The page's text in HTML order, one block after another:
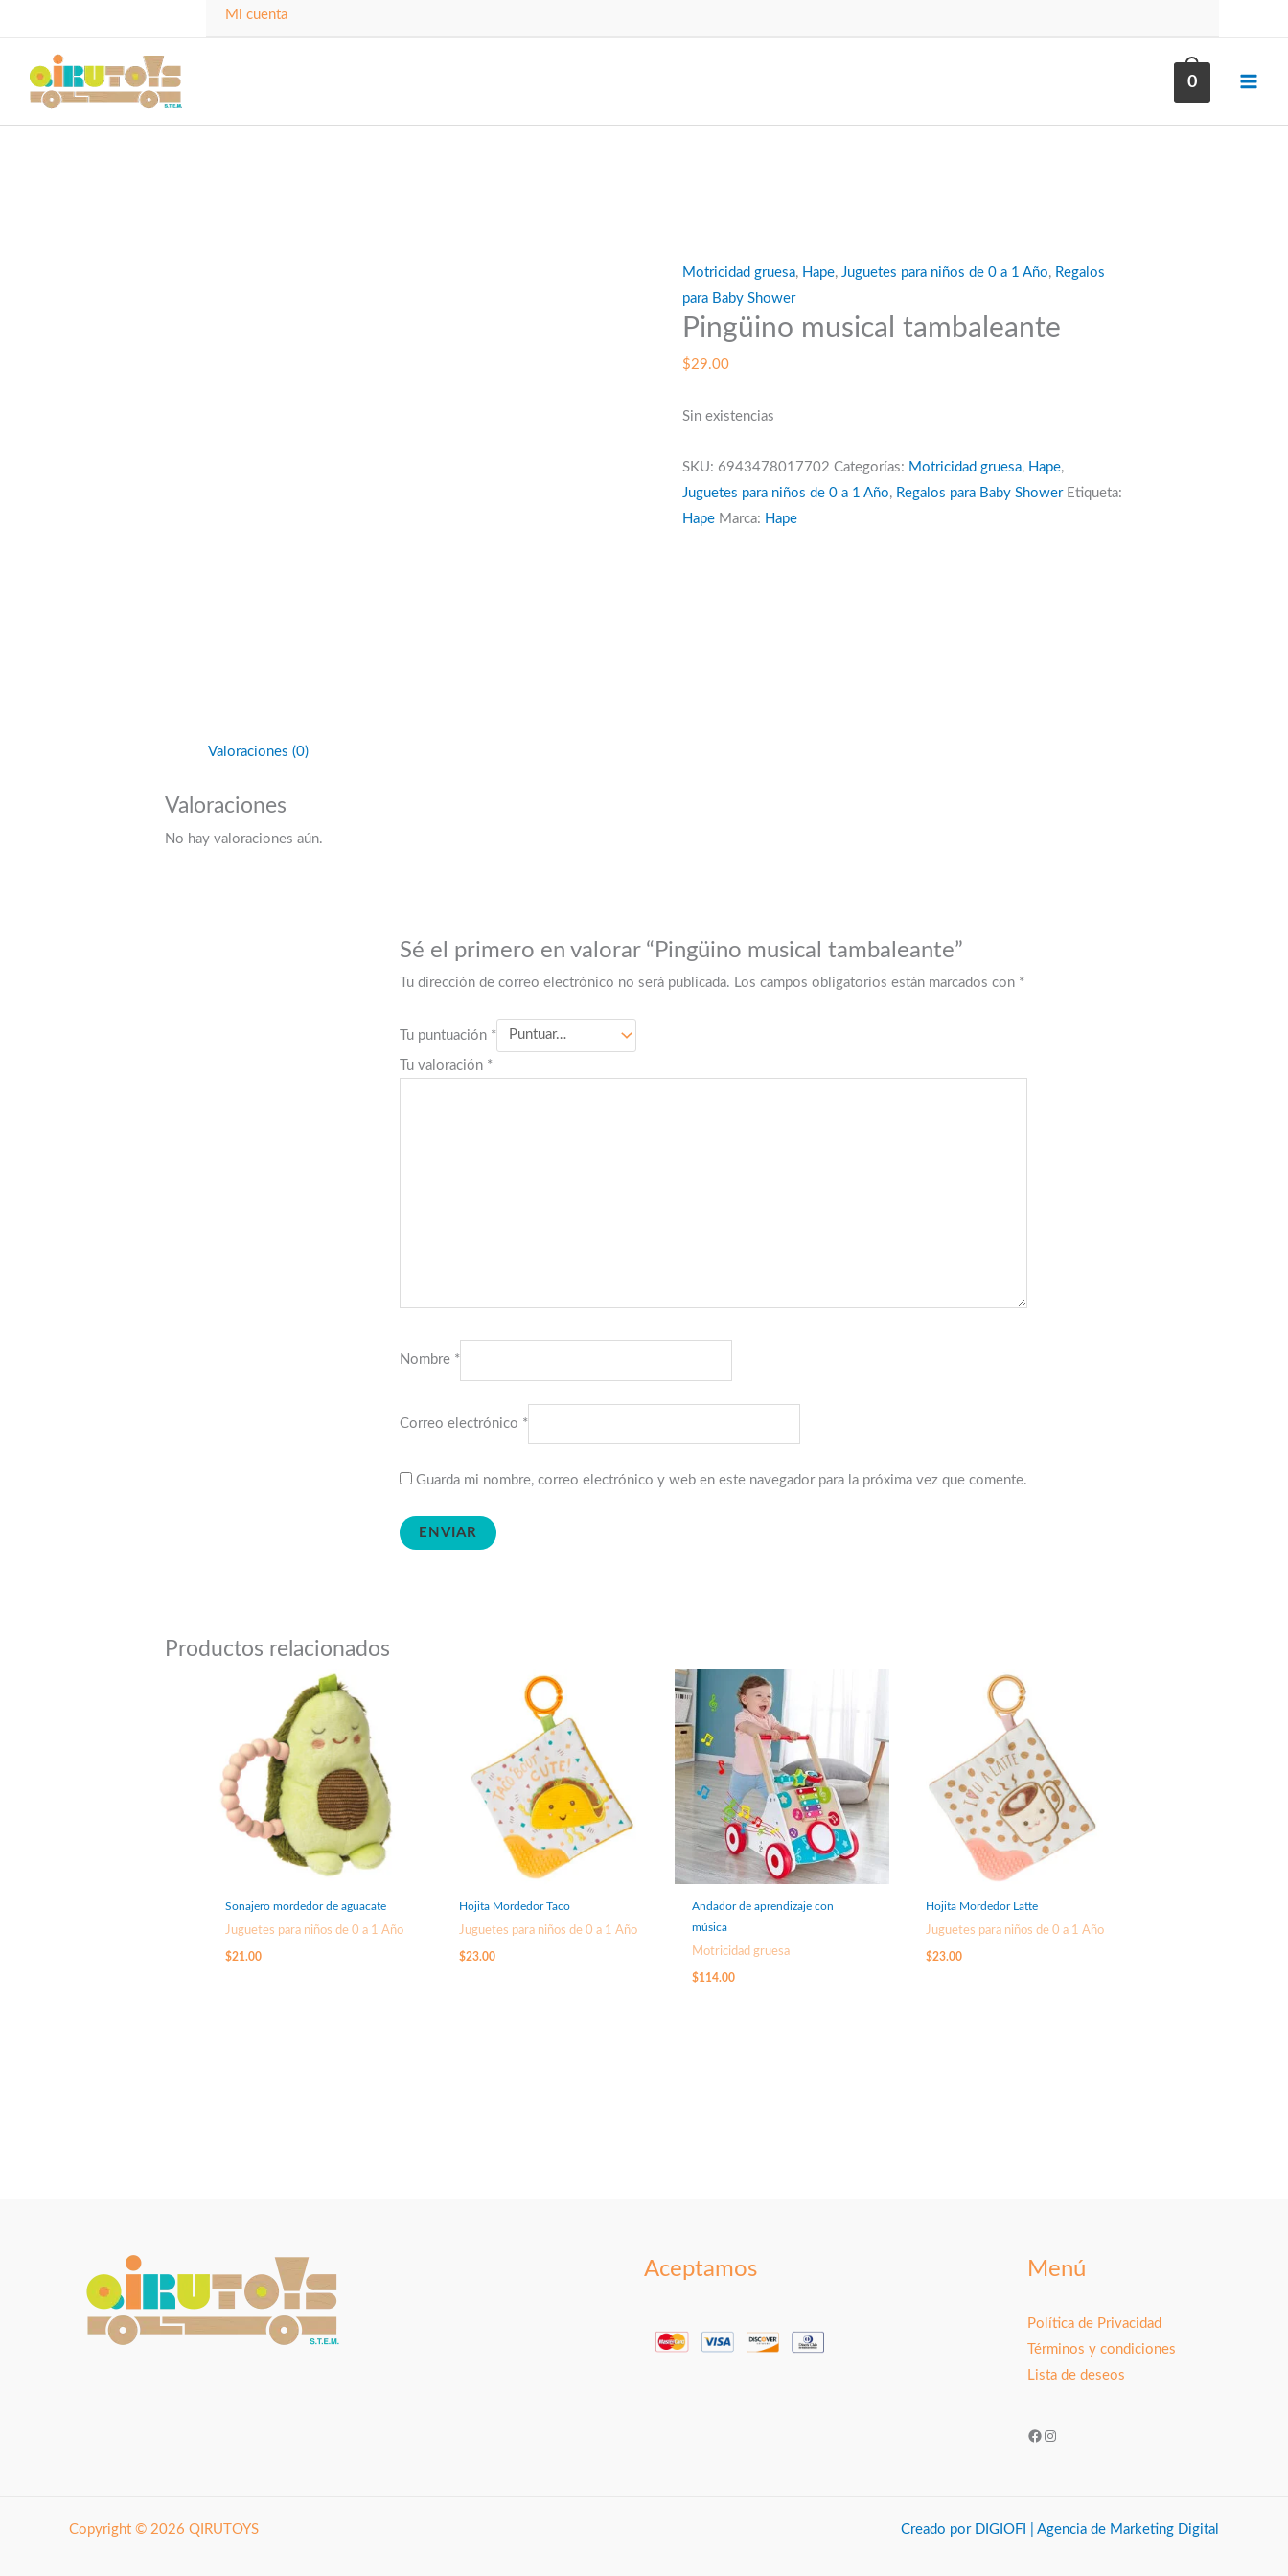
Mi cuenta
0
Motricidad gruesa, Hape, Juguetes para niños de 0 a 1 Año, Regalos
para Baby Shower
Pingüino musical tambaleante
$29.00
Sin existencias
SKU: 6943478017702 Categorías: Motricidad gruesa, Hape,
Juguetes para niños de 0 a 1 Año, Regalos para Baby Shower Etiqueta:
Hape Marca: Hape
Valoraciones (0)
Valoraciones
No hay valoraciones aún.
Sé el primero en valorar “Pingüino musical tambaleante”
Tu dirección de correo electrónico no será publicada. Los campos obligatorios están marcados con *
Tu puntuación *
Tu valoración *
Nombre *
Correo electrónico *
Guarda mi nombre, correo electrónico y web en este navegador para la próxima vez que comente.
Productos relacionados
Sonajero mordedor de aguacate
Juguetes para niños de 0 a 1 Año
$21.00
Hojita Mordedor Taco
Juguetes para niños de 0 a 1 Año
$23.00
Andador de aprendizaje con
música
Motricidad gruesa
$114.00
Hojita Mordedor Latte
Juguetes para niños de 0 a 1 Año
$23.00
Aceptamos Menú
Política de Privacidad
Términos y condiciones
Lista de deseos
Facebook
Instagram
Copyright © 2026 QIRUTOYS Creado por DIGIOFI | Agencia de Marketing Digital